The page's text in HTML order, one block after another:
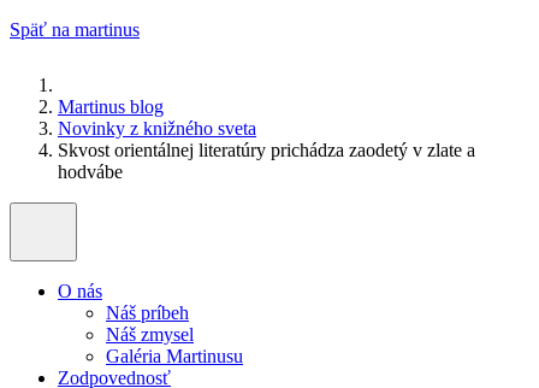
Späť na martinus
Martinus blog
Novinky z knižného sveta
Skvost orientálnej literatúry prichádza zaodetý v zlate a
hodvábe
O nás
Náš príbeh
Náš zmysel
Galéria Martinusu
Zodpovednosť